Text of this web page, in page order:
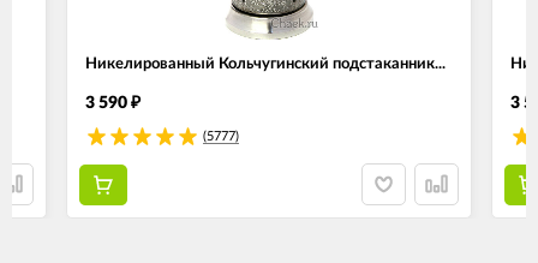
Никелированный Кольчугинский подстаканник...
3 590 ₽
(5777)
3